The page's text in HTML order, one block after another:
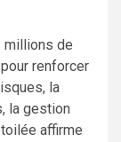
millions de
renforcer
la
la gestion
affirme